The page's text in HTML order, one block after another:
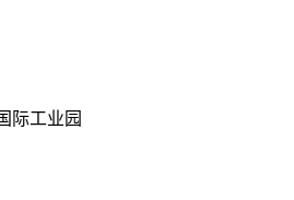
际工业园